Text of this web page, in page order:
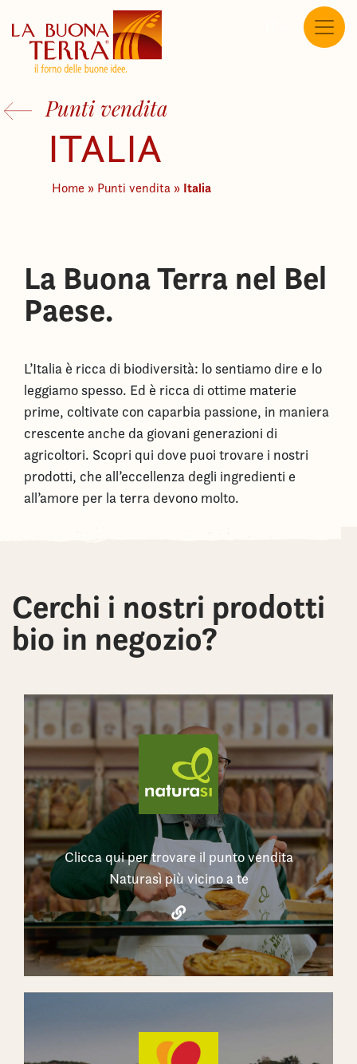
Punti vendita
ITALIA
Home » Punti vendita » Italia
La Buona Terra nel Bel
Paese.
L’Italia è ricca di biodiversità: lo sentiamo dire e lo
leggiamo spesso. Ed è ricca di ottime materie
prime, coltivate con caparbia passione, in maniera
crescente anche da giovani generazioni di
agricoltori. Scopri qui dove puoi trovare i nostri
prodotti, che all’eccellenza degli ingredienti e
all’amore per la terra devono molto.
Cerchi i nostri prodotti
bio in negozio?
Clicca qui per trovare il punto vendita
Naturasì più vicino a te